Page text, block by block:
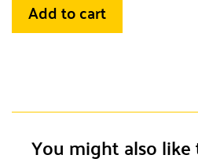
Add to cart
You might also